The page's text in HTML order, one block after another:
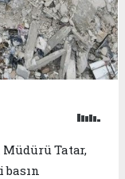
Müdürü Tatar,
basın